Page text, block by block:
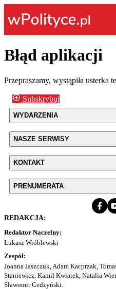
Błąd aplikacji
Przepraszamy, wystąpiła usterka
Subskrybuj
WYDARZENIA
NASZE SERWISY
KONTAKT
PRENUMERATA
REDAKCJA:
Redaktor Naczelny:
Łukasz Wróblewski
Zespół:
Joanna Jaszczuk, Adam Kacprzak,
Staniewicz, Kamil Kwiatek, Natalia
Sławomir Cedzyński.